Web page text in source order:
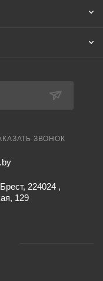
ЗВОНОК
224024 ,
129